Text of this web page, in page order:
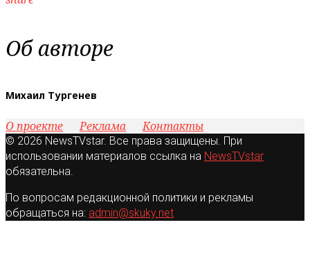
Об авторе
Михаил Тургенев
О проекте Реклама Контакты
© 2026 NewsTVstar. Все права защищены. При
использовании материалов ссылка на NewsTVstar
обязательна.
По вопросам редакционной политики и рекламы
обращаться на: admin@skuky.net